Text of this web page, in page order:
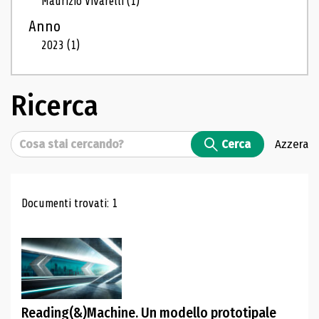
Anno
2023(1)
Ricerca
Cerca Cerca Azzera
Risultati di ricerca
Documenti trovati: 1
Reading(&)Machine. Un modello prototipale